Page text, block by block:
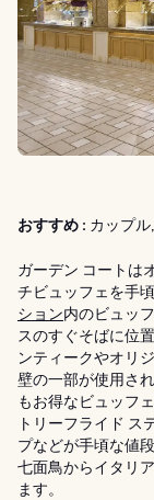
おすすめ : カップ
ガーデン コートは
チビュッフェを手
ション内のビュッ
スのすぐそばに位
ンティークやオリ
壁の一部が使用さ
もお得なビュッフ
トリーフライド ス
プなどが手頃な値
七面鳥からイタリ
ます。